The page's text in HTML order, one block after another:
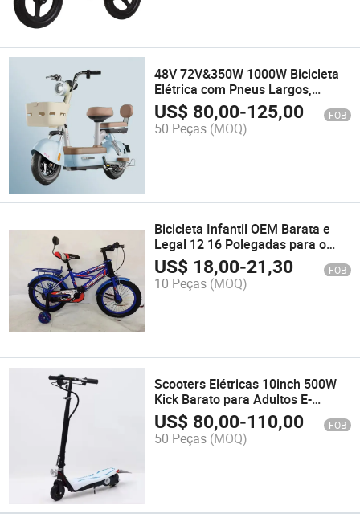
48V 72V&350W 1000W Bicicleta
Elétrica com Pneus Largos,
Bicicleta Elétrica para 20 Anos de
Idade Fábrica
US$ 80,00-125,00 FOB
50 Peças (MOQ)
Bicicleta Infantil OEM Barata e
Legal 12 16 Polegadas para o
Mercado do Oriente Médio
US$ 18,00-21,30 FOB
10 Peças (MOQ)
Scooters Elétricas 10inch 500W
Kick Barato para Adultos E-
Scooter Dobrável
US$ 80,00-110,00 FOB
50 Peças (MOQ)